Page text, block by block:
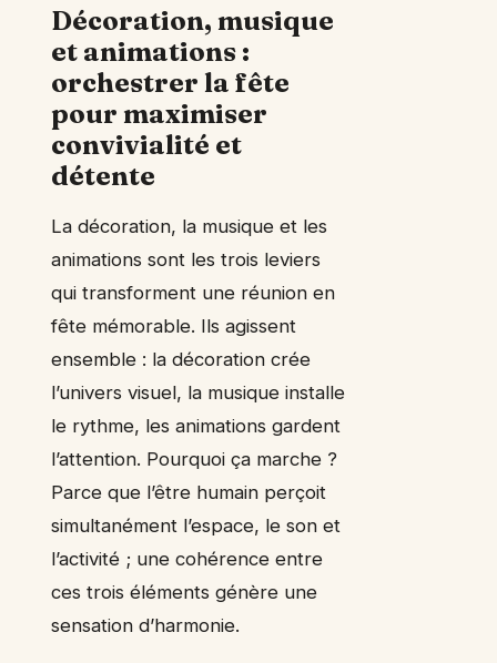
Décoration, musique
et animations :
orchestrer la fête
pour maximiser
convivialité et
détente
La décoration, la musique et les
animations sont les trois leviers
qui transforment une réunion en
fête mémorable. Ils agissent
ensemble : la décoration crée
l’univers visuel, la musique installe
le rythme, les animations gardent
l’attention. Pourquoi ça marche ?
Parce que l’être humain perçoit
simultanément l’espace, le son et
l’activité ; une cohérence entre
ces trois éléments génère une
sensation d’harmonie.